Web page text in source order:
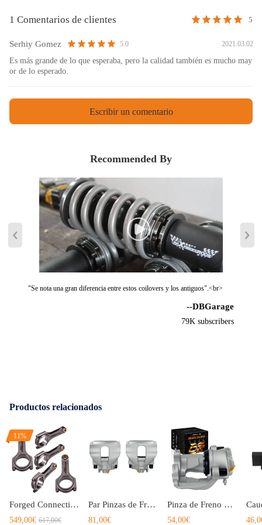
Nota
- Piezas de recambio de alto rendimiento; ninguna instrucción
incluida; Se sugiere instalación profesional.
y cumplir con la normativa local aplicable sobre modificaciones de
vehículos.
1 Comentarios de clientes 5
Serhiy Gomez 5.0 2021.03.02
Es más grande de lo que esperaba, pero la calidad también es mucho may
or de lo esperado.
Escribir un comentario
Recommended By
"Se nota una gran diferencia entre estos coilovers y los antiguos".<br>
--DBGarage
79K subscribers
Productos relacionados
11%
Forged Connecting Rods Bolts compatible para Volvo 850 C70 V70 S60 S70 2.3 T5 R AWD B5234T
549,00€ 617,00€
Par Pinzas de Freno Delanteras compatible para Volvo XC70 2005-2007 S60 I 2000-2010 8601556
81,00€
Pinza de Freno Disco Derecha compatible para Volvo S70 P80 S80 I V70 MK II XC70 9492270 60mm
54,00€